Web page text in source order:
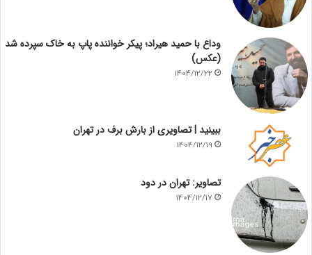
وداع با حمید هیراد؛ پیکر خواننده پاپ به خاک سپرده شد
(عکس)
1404/12/22
ببینید | تصاویری از بارش برف در تهران
1404/12/19
تصاویر: تهران در دود
1404/12/17